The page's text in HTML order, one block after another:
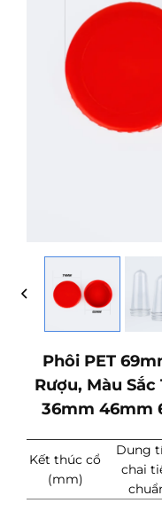
Phôi PET
Rượu, Màu
36mm 46mm
Kết thúc cổ
(mm)
Dung
chai